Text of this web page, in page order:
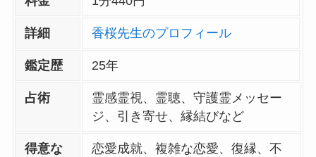
詳細 香桜先生のプロフィール
鑑定歴 25年
占術
霊感霊視、霊聴、守護霊メッセー
ジ、引き寄せ、縁結びなど
得意な
恋愛成就、複雑な恋愛、復縁、不